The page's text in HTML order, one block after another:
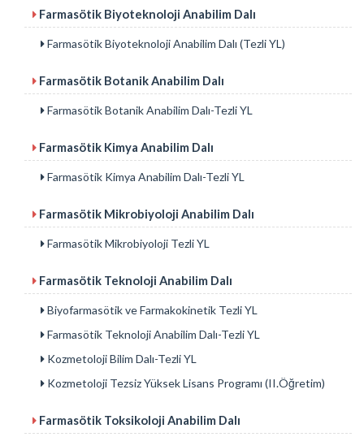
Farmasötik Biyoteknoloji Anabilim Dalı
Farmasötik Biyoteknoloji Anabilim Dalı (Tezli YL)
Farmasötik Botanik Anabilim Dalı
Farmasötik Botanik Anabilim Dalı-Tezli YL
Farmasötik Kimya Anabilim Dalı
Farmasötik Kimya Anabilim Dalı-Tezli YL
Farmasötik Mikrobiyoloji Anabilim Dalı
Farmasötik Mikrobiyoloji Tezli YL
Farmasötik Teknoloji Anabilim Dalı
Biyofarmasötik ve Farmakokinetik Tezli YL
Farmasötik Teknoloji Anabilim Dalı-Tezli YL
Kozmetoloji Bilim Dalı-Tezli YL
Kozmetoloji Tezsiz Yüksek Lisans Programı (II.Öğretim)
Farmasötik Toksikoloji Anabilim Dalı